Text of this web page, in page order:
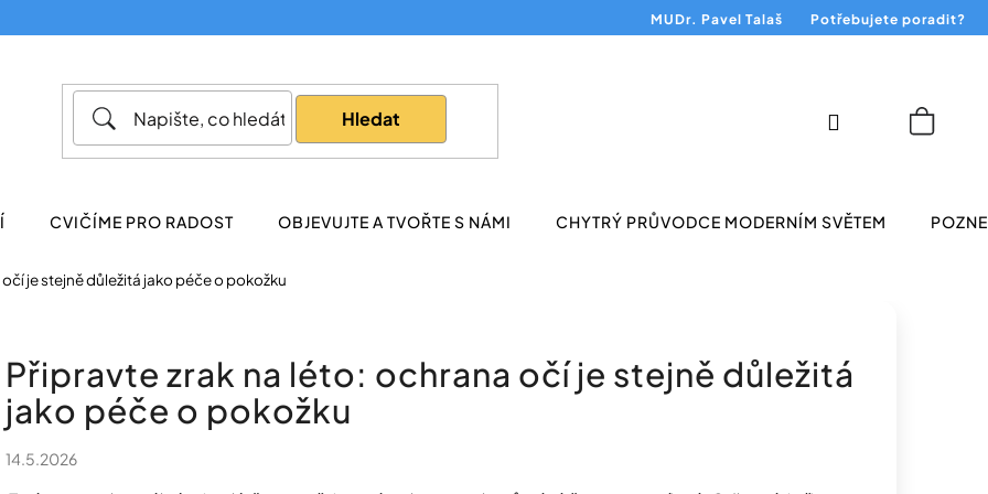
MUDr. Pavel Talaš Potřebujete poradit?
Hledat
CVIČÍME PRO RADOST OBJEVUJTE A TVOŘTE S NÁMI CHYTRÝ PRŮVODCE MODERNÍM SVĚTEM
Přihlášení
je stejně důležitá jako péče o pokožku
Připravte zrak na léto: ochrana očí je stejně důležitá
jako péče o pokožku
14.5.2026
Co potřebujete najít?